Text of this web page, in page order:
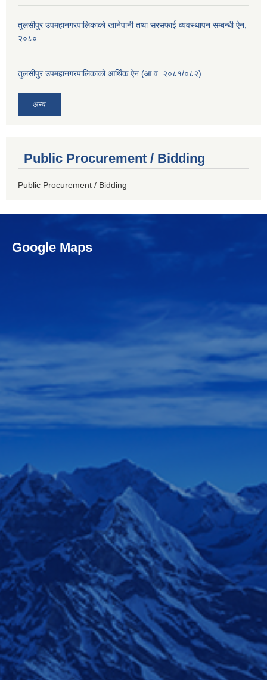
तुलसीपुर उपमहानगरपालिकाको खानेपानी तथा सरसफाई व्यवस्थापन सम्बन्धी ऐन,
२०८०
तुलसीपुर उपमहानगरपालिकाको आर्थिक ऐन (आ.व. २०८१/०८२)
अन्य
Public Procurement / Bidding
Public Procurement / Bidding
Google Maps